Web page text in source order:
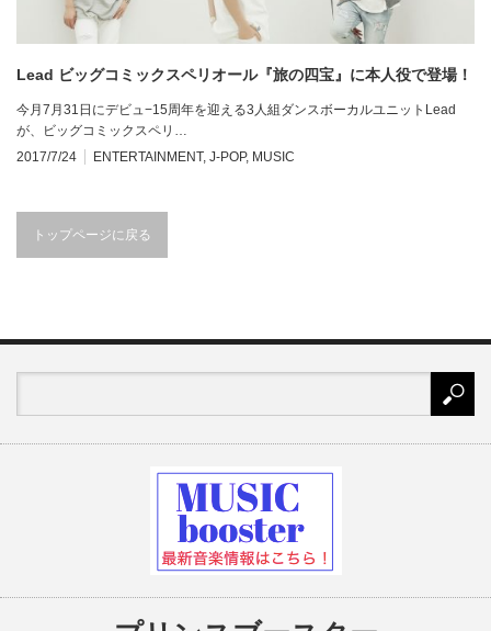
Lead ビッグコミックスペリオール『旅の四宝』に本人役で登場！
今月7月31日にデビュ−15周年を迎える3人組ダンスボーカルユニットLead
が、ビッグコミックスペリ…
2017/7/24
ENTERTAINMENT, J-POP, MUSIC
トップページに戻る